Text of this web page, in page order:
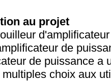
au projet
de
de puissance a
choix aux